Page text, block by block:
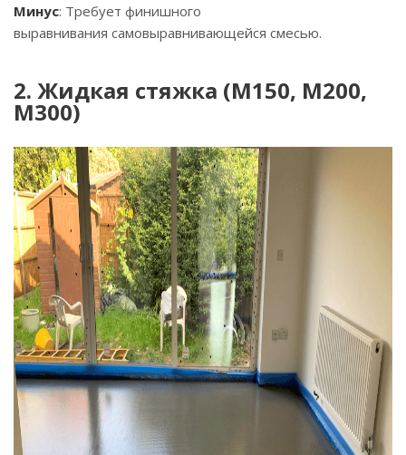
Минус: Требует финишного
выравнивания самовыравнивающейся смесью.
2. Жидкая стяжка (М150, М200,
М300)